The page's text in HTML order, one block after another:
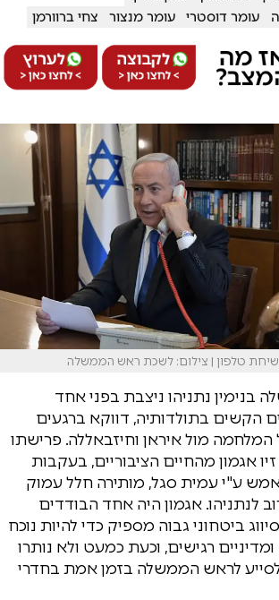
עומר דוסטרי עומר מנצור צחי ברוורמן
טלפון | צילום: לשכת ראש הממשלה
נתניהו ניצבת בפני אחד
הקשים בתולדותיה, דווקא ברגעים
המלחמה מול איראן וחיזבאללה. פרישתו
אגמון מהחיים הציבוריים, בעקבות
ע"י עמית סגל, מותירה חלל עמוק
לנתניהו. אגמון היה אחד הבודדים
ביטחוני גבוה מספיק כדי להיות נוכח
ומדיניים רגישים, וכעת כמעט ולא נותרו
לסייע לראש הממשלה בזמן אמת בחדרי